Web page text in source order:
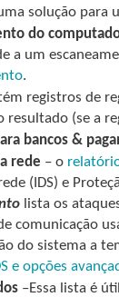
solução para
do
a um
.
registros de
resultado (se a
bancos &
rede – o
(IDS) e
lista os
comunicação
do sistema a
e opções
–Essa lista é